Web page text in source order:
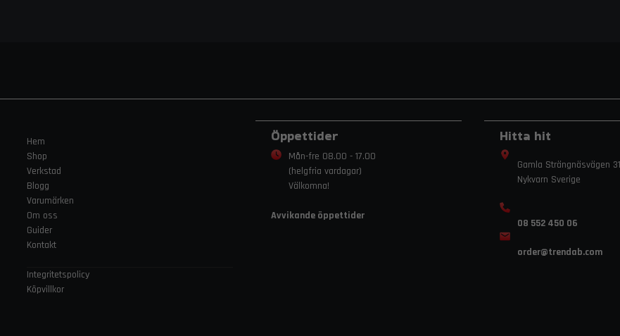
Hem
Shop
Verkstad
Blogg
Varumärken
Om oss
Guider
Kontakt
Integritetspolicy
Köpvillkor
Öppettider
Mån-fre 08.00 - 17.00
(helgfria vardagar)
Välkomna!
Avvikande öppettider
Hitta hit
Gamla Strängnäsvägen
Nykvarn Sverige
08 552 450 06
order@trendab.com